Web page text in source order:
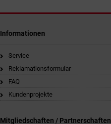
Informationen
Service
Reklamationsformular
FAQ
Kundenprojekte
Mitgliedschaften / Partnerschaften